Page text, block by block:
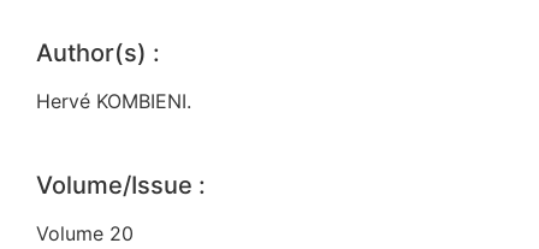
Author(s) :
Hervé KOMBIENI.
Volume/Issue :
Volume 20